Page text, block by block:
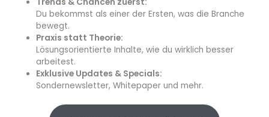
Freestyle Dessert
Die Wettbewerbskreationen der Patissière des Jahres
2023
Free-Style Dessert: Sellerie | Litschi | Sake | Reis
5 Erlebnis-Dessert:
Kirschblüte | dunkle Schokolade |
Pflaumenwein | Buchweizen
Trends & Chancen zuerst:
Du bekommst als einer der Ersten, was die Branche
bewegt.
Praxis statt Theorie:
Lösungsorientierte Inhalte, wie du wirklich besser
arbeitest.
Exklusive Updates & Specials:
Sondernewsletter, Whitepaper und mehr.